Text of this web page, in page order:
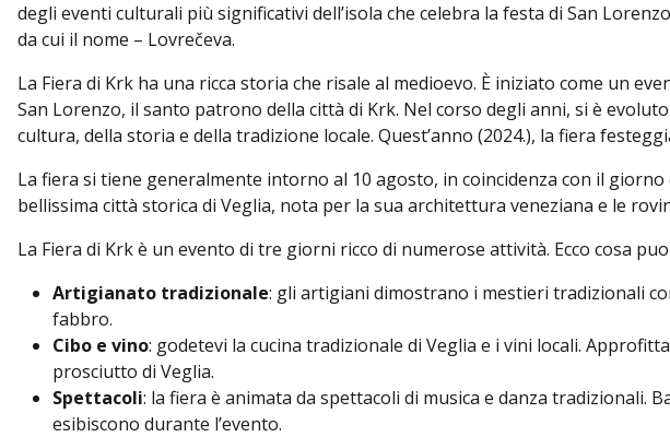
degli eventi culturali più significativi dell’isola che celebra la festa di San
da cui il nome – Lovrečeva.
La Fiera di Krk ha una ricca storia che risale al medioevo. È iniziato come un
San Lorenzo, il santo patrono della città di Krk. Nel corso degli anni, si è
cultura, della storia e della tradizione locale. Quest’anno (2024.), la fiera
La fiera si tiene generalmente intorno al 10 agosto, in coincidenza con il giorno
bellissima città storica di Veglia, nota per la sua architettura veneziana e le
La Fiera di Krk è un evento di tre giorni ricco di numerose attività. Ecco cosa
Artigianato tradizionale: gli artigiani dimostrano i mestieri tradizionali
fabbro.
Cibo e vino: godetevi la cucina tradizionale di Veglia e i vini locali.
prosciutto di Veglia.
Spettacoli: la fiera è animata da spettacoli di musica e danza tradizionali.
esibiscono durante l’evento.